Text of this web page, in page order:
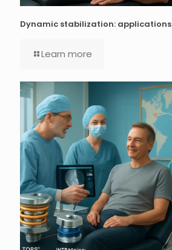
Dynamic stabilization: applications
Learn more